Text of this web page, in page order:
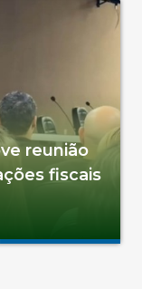
reunião
fiscais